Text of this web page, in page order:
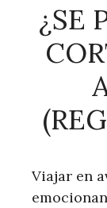
¿SE
Viajar en